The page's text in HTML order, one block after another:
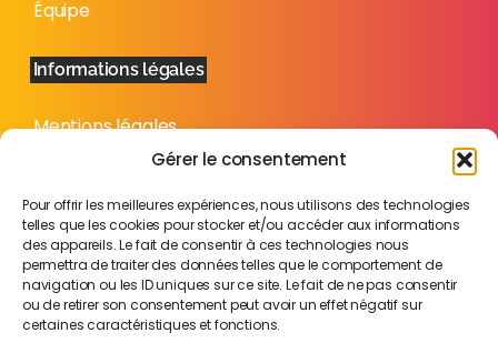
Gérer le consentement
Pour offrir les meilleures expériences, nous utilisons des technologies
telles que les cookies pour stocker et/ou accéder aux informations
des appareils. Le fait de consentir à ces technologies nous
permettra de traiter des données telles que le comportement de
navigation ou les ID uniques sur ce site. Le fait de ne pas consentir
ou de retirer son consentement peut avoir un effet négatif sur
certaines caractéristiques et fonctions.
Équipe
Informations légales
Mentions légales
Politique de confidentialité